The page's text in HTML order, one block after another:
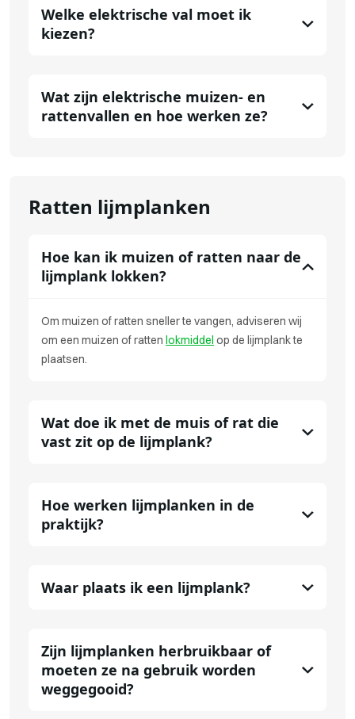
Welke elektrische val moet ik
kiezen?
Wat zijn elektrische muizen- en
rattenvallen en hoe werken ze?
Ratten lijmplanken
Hoe kan ik muizen of ratten naar de
lijmplank lokken?
Om muizen of ratten sneller te vangen, adviseren wij
om een muizen of ratten lokmiddel op de lijmplank te
plaatsen.
Wat doe ik met de muis of rat die
vast zit op de lijmplank?
Hoe werken lijmplanken in de
praktijk?
Waar plaats ik een lijmplank?
Zijn lijmplanken herbruikbaar of
moeten ze na gebruik worden
weggegooid?